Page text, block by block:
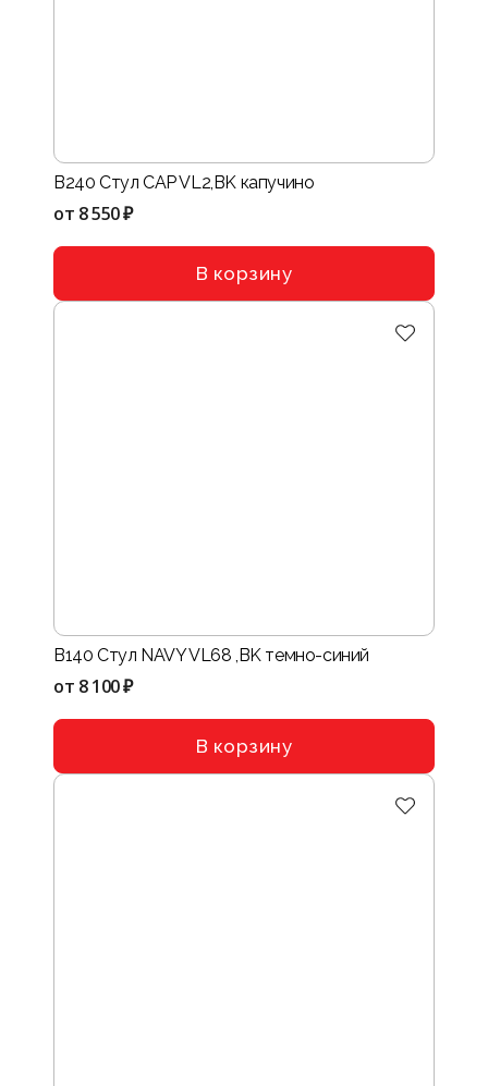
B240 Стул CAP VL2,BK капучино
от 8 550 ₽
В корзину
B140 Стул NAVY VL68 ,BK темно-синий
от 8 100 ₽
В корзину